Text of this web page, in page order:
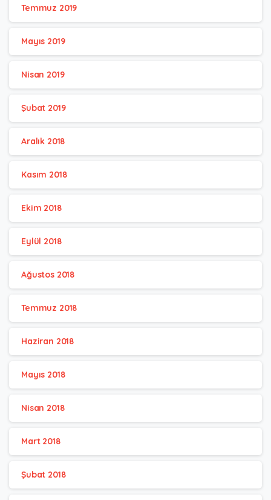
Temmuz 2019
Mayıs 2019
Nisan 2019
Şubat 2019
Aralık 2018
Kasım 2018
Ekim 2018
Eylül 2018
Ağustos 2018
Temmuz 2018
Haziran 2018
Mayıs 2018
Nisan 2018
Mart 2018
Şubat 2018